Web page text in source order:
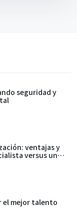
seguridad y
ventajas y
versus un
el mejor talento